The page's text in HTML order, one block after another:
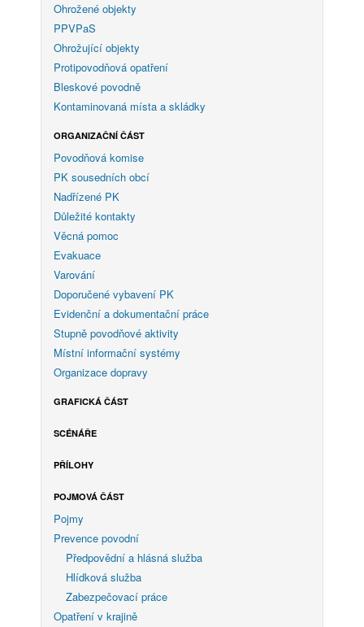
Ohrožené objekty
PPVPaS
Ohrožující objekty
Protipovodňová opatření
Bleskové povodně
Kontaminovaná místa a skládky
ORGANIZAČNÍ ČÁST
Povodňová komise
PK sousedních obcí
Nadřízené PK
Důležité kontakty
Věcná pomoc
Evakuace
Varování
Doporučené vybavení PK
Evidenční a dokumentační práce
Stupně povodňové aktivity
Místní informační systémy
Organizace dopravy
GRAFICKÁ ČÁST
SCÉNÁŘE
PŘÍLOHY
POJMOVÁ ČÁST
Pojmy
Prevence povodní
Předpovědní a hlásná služba
Hlídková služba
Zabezpečovací práce
Opatření v krajině